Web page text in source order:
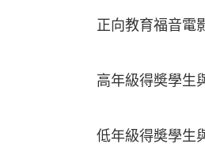
正向教育福音電
高年級得奬學生
低年級得奬學生